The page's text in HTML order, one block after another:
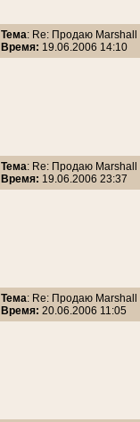
Тема: Re: Продаю Marshall
Время: 19.06.2006 14:10
Тема: Re: Продаю Marshall
Время: 19.06.2006 23:37
Тема: Re: Продаю Marshall
Время: 20.06.2006 11:05